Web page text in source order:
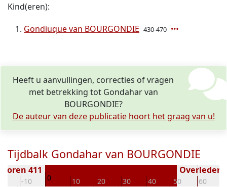
Kind(eren):
Gondiuque van BOURGONDIE 430-470
Heeft u aanvullingen, correcties of vragen
met betrekking tot Gondahar van
BOURGONDIE?
De auteur van deze publicatie hoort het graag van u!
Tijdbalk Gondahar van BOURGONDIE
-10 0 10 20 30 40 50 60
411 Overleden